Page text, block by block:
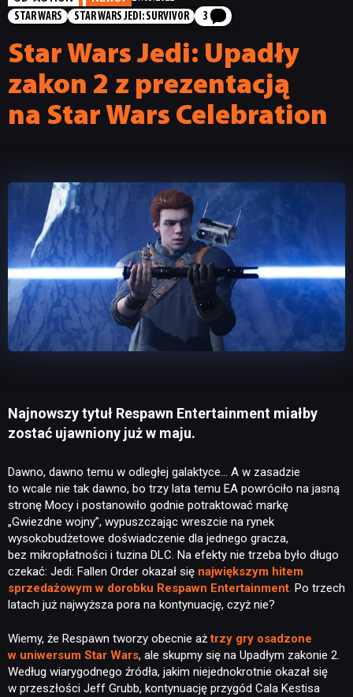
STAR WARS
STAR WARS JEDI: SURVIVOR 3
Star Wars Jedi: Upadły
zakon 2 z prezentacją
na Star Wars Celebration
Najnowszy tytuł Respawn Entertainment miałby
zostać ujawniony już w maju.
Dawno, dawno temu w odległej galaktyce… A w zasadzie
to wcale nie tak dawno, bo trzy lata temu EA powróciło na jasną
stronę Mocy i postanowiło godnie potraktować markę
„Gwiezdne wojny”, wypuszczając wreszcie na rynek
wysokobudżetowe doświadczenie dla jednego gracza,
bez mikropłatności i tuzina DLC. Na efekty nie trzeba było długo
czekać: Jedi: Fallen Order okazał się największym hitem
sprzedażowym w dorobku Respawn Entertainment. Po trzech
latach już najwyższa pora na kontynuację, czyż nie?
Wiemy, że Respawn tworzy obecnie ażtrzy gry osadzone
w uniwersum Star Wars, ale skupmy się na Upadłym zakonie 2.
Według wiarygodnego źródła, jakim niejednokrotnie okazał się
w przeszłości Jeff Grubb, kontynuację przygód Cala Kestisa